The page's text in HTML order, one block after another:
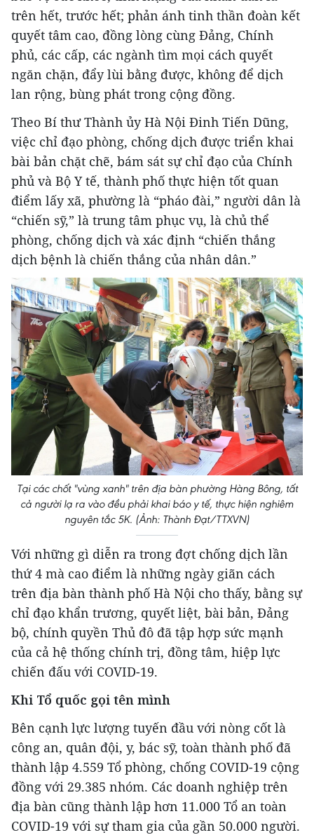
trên hết, trước hết; phản ánh tinh thần đoàn kết
quyết tâm cao, đồng lòng cùng Đảng, Chính
phủ, các cấp, các ngành tìm mọi cách quyết
ngăn chặn, đẩy lùi bằng được, không để dịch
lan rộng, bùng phát trong cộng đồng.
Theo Bí thư Thành ủy Hà Nội Đinh Tiến Dũng,
việc chỉ đạo phòng, chống dịch được triển khai
bài bản chặt chẽ, bám sát sự chỉ đạo của Chính
phủ và Bộ Y tế, thành phố thực hiện tốt quan
điểm lấy xã, phường là “pháo đài,” người dân là
“chiến sỹ,” là trung tâm phục vụ, là chủ thể
phòng, chống dịch và xác định “chiến thắng
dịch bệnh là chiến thắng của nhân dân.”
Tại các chốt "vùng xanh" trên địa bàn phường Hàng Bông, tất
cả người lạ ra vào đều phải khai báo y tế, thực hiện nghiêm
nguyên tắc 5K. (Ảnh: Thành Đạt/TTXVN)
Với những gì diễn ra trong đợt chống dịch lần
thứ 4 mà cao điểm là những ngày giãn cách
trên địa bàn thành phố Hà Nội cho thấy, bằng sự
chỉ đạo khẩn trương, quyết liệt, bài bản, Đảng
bộ, chính quyền Thủ đô đã tập hợp sức mạnh
của cả hệ thống chính trị, đồng tâm, hiệp lực
chiến đấu với COVID-19.
Khi Tổ quốc gọi tên mình
Bên cạnh lực lượng tuyến đầu với nòng cốt là
công an, quân đội, y, bác sỹ, toàn thành phố đã
thành lập 4.559 Tổ phòng, chống COVID-19 cộng
đồng với 29.385 nhóm. Các doanh nghiệp trên
địa bàn cũng thành lập hơn 11.000 Tổ an toàn
COVID-19 với sự tham gia của gần 50.000 người.